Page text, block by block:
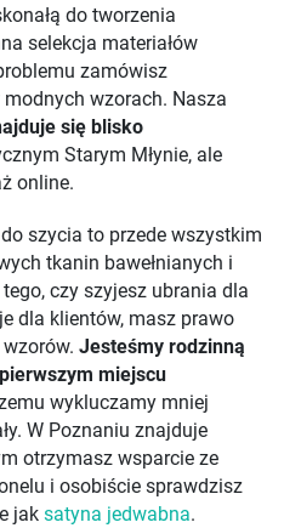
do tworzenia
selekcja materiałów
zamówisz
wzorach. Nasza
się blisko
Starym Młynie, ale
online.
szycia to przede wszystkim
tkanin bawełnianych i
czy szyjesz ubrania dla
dla klientów, masz prawo
Jesteśmy rodzinną
miejscu
wykluczamy mniej
W Poznaniu znajduje
otrzymasz wsparcie ze
i osobiście sprawdzisz
jak satyna jedwabna.